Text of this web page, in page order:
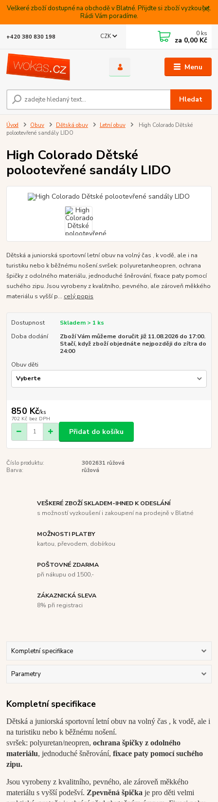
Veškeré zboží dostupné na obchodě v Blatné. Přijdte si zboží vyzkoušet.
Rádi Vám poradíme.
Menu
CZK
Hledat
+420 380 830 198 0 ks
za 0,00 Kč
Úvod Obuv Dětská obuv Letní obuv
High Colorado Dětské
polootevřené sandály LIDO
High Colorado Dětské
polootevřené sandály LIDO
Dětská a juniorská sportovní letní obuv na volný čas , k vodě, ale i na
turistiku nebo k běžnému nošení.svršek: polyuretan/neopren, ochrana
špičky z odolného materiálu, jednoduché šněrování, fixace paty pomocí
suchého zipu. Jsou vyrobeny z kvalitního, pevného, ale zároveň měkkého
materiálu s vyšší p... celý popis
Dostupnost
Skladem > 1 ks
Doba dodání
Zboží Vám můžeme doručit již 11.08.2026 do 17:00.
Stačí, když zboží objednáte nejpozději do zítra do
24:00
Obuv děti
850 Kč/ks
702 Kč bez DPH
Přidat do košíku
Číslo produktu:
3002631 růžová
Barva:
růžová
VEŠKERÉ ZBOŽÍ SKLADEM-IHNED K ODESLÁNÍ
s možností vyzkoušení i zakoupení na prodejně v Blatné
MOŽNOSTI PLATBY
kartou, převodem, dobírkou
POŠTOVNÉ ZDARMA
při nákupu od 1500,-
ZÁKAZNICKÁ SLEVA
8% při registraci
Kompletní specifikace
Parametry
Kompletní specifikace
Dětská a juniorská sportovní letní obuv na volný čas , k vodě, ale i
na turistiku nebo k běžnému nošení.
svršek: polyuretan/neopren,ochrana špičky z odolného
materiálu, jednoduché šněrování,fixace paty pomocí suchého
zipu.
Jsou vyrobeny z kvalitního, pevného, ale zároveň měkkého
materiálu s vyšší podešví. Zpevněná špička je pro děti velmi